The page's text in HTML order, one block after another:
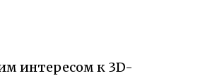
интересом к 3D-